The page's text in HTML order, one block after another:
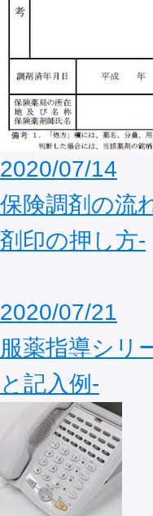
2020/07/14
保険調剤の流
剤印の押し方‐
2020/07/21
服薬指導シリ
と記入例‐